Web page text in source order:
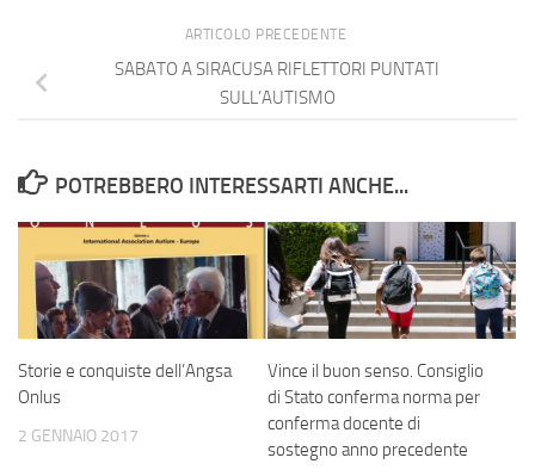
ARTICOLO PRECEDENTE
SABATO A SIRACUSA RIFLETTORI PUNTATI
SULL’AUTISMO
POTREBBERO INTERESSARTI ANCHE...
Storie e conquiste dell’Angsa
Onlus
2 GENNAIO 2017
Vince il buon senso. Consiglio
di Stato conferma norma per
conferma docente di
sostegno anno precedente